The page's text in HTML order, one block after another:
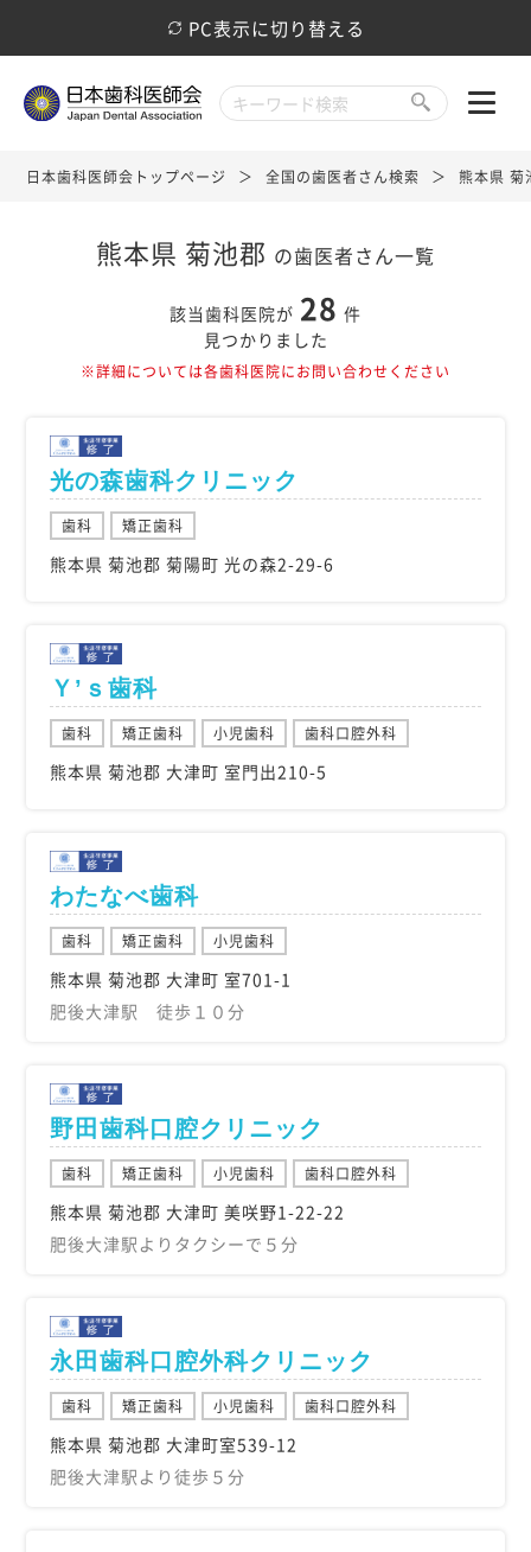
PC表示に切り替える
日本歯科医師会トップページ 全国の歯医者さん検索 熊本県 菊
熊本県 菊池郡 の歯医者さん一覧
該当歯科医院が 28 件
見つかりました
※詳細については各歯科医院にお問い合わせください
光の森歯科クリニック
歯科 矯正歯科
熊本県 菊池郡 菊陽町 光の森2-29-6
Ｙ’ｓ歯科
歯科 矯正歯科 小児歯科 歯科口腔外科
熊本県 菊池郡 大津町 室門出210-5
わたなべ歯科
歯科 矯正歯科 小児歯科
熊本県 菊池郡 大津町 室701-1
肥後大津駅 徒歩１０分
野田歯科口腔クリニック
歯科 矯正歯科 小児歯科 歯科口腔外科
熊本県 菊池郡 大津町 美咲野1-22-22
肥後大津駅よりタクシーで５分
永田歯科口腔外科クリニック
歯科 矯正歯科 小児歯科 歯科口腔外科
熊本県 菊池郡 大津町室539-12
肥後大津駅より徒歩５分